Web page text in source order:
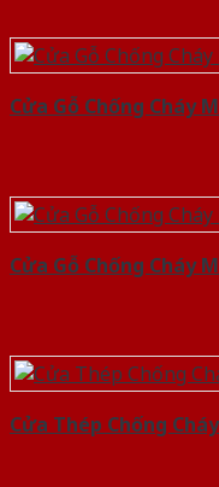
Cửa Gỗ Chống Cháy
Cửa Gỗ Chống Cháy
Cửa Thép Chống